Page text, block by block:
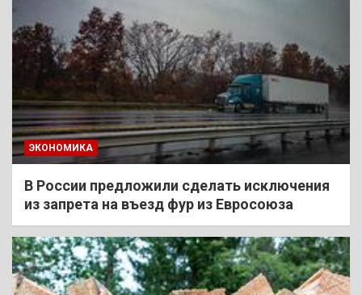
ЭКОНОМИКА
В России предложили сделать исключения
из запрета на въезд фур из Евросоюза